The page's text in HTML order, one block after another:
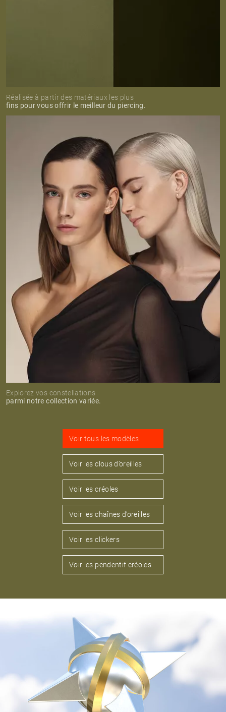
Réalisée à partir des matériaux les plus
fins pour vous offrir le meilleur du piercing.
Explorez vos constellations
parmi notre collection variée.
Voir tous les modèles
Voir les clous d’oreilles
Voir les créoles
Voir les chaînes d’oreilles
Voir les clickers
Voir les pendentif créoles